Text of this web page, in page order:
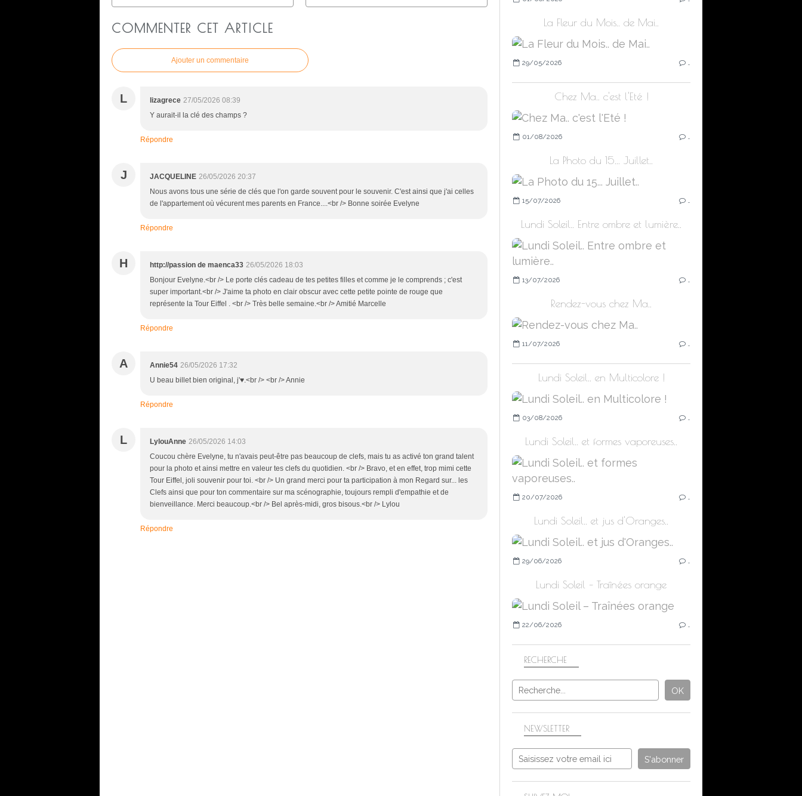
COMMENTER CET ARTICLE
Ajouter un commentaire
L lizagrece 27/05/2026 08:39
Y aurait-il la clé des champs ?
Répondre
J JACQUELINE 26/05/2026 20:37
Nous avons tous une série de clés que l'on garde souvent pour le souvenir. C'est ainsi que j'ai celles
de l'appartement où vécurent mes parents en France....<br /> Bonne soirée Evelyne
Répondre
H http://passion de maenca33 26/05/2026 18:03
Bonjour Evelyne.<br /> Le porte clés cadeau de tes petites filles et comme je le comprends ; c'est
super important.<br /> J'aime ta photo en clair obscur avec cette petite pointe de rouge que
représente la Tour Eiffel . <br /> Très belle semaine.<br /> Amitié Marcelle
Répondre
A Annie54 26/05/2026 17:32
U beau billet bien original, j'♥.<br /> <br /> Annie
Répondre
L LylouAnne 26/05/2026 14:03
Coucou chère Evelyne, tu n'avais peut-être pas beaucoup de clefs, mais tu as activé ton grand talent
pour la photo et ainsi mettre en valeur tes clefs du quotidien. <br /> Bravo, et en effet, trop mimi cette
Tour Eiffel, joli souvenir pour toi. <br /> Un grand merci pour ta participation à mon Regard sur... les
Clefs ainsi que pour ton commentaire sur ma scénographie, toujours rempli d'empathie et de
bienveillance. Merci beaucoup.<br /> Bel après-midi, gros bisous.<br /> Lylou
Répondre
NEWSLETTER
RECHERCHE
La Fleur du Mois.. de Mai..
29/05/2026
Chez Ma.. c'est l'Eté !
01/08/2026
La Photo du 15... Juillet..
15/07/2026
Lundi Soleil.. Entre ombre et lumière..
13/07/2026
Rendez-vous chez Ma..
11/07/2026
Lundi Soleil.. en Multicolore !
03/08/2026
Lundi Soleil.. et formes vaporeuses..
20/07/2026
Lundi Soleil.. et jus d'Oranges..
29/06/2026
Lundi Soleil – Traînées orange
22/06/2026